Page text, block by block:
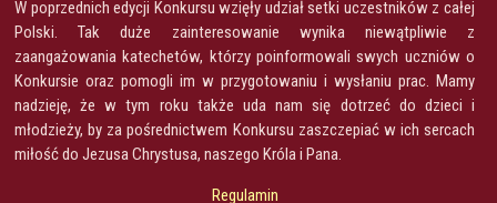
W poprzednich edycji Konkursu wzięły udział setki uczestników z całej
Polski. Tak duże zainteresowanie wynika niewątpliwie z
zaangażowania katechetów, którzy poinformowali swych uczniów o
Konkursie oraz pomogli im w przygotowaniu i wysłaniu prac. Mamy
nadzieję, że w tym roku także uda nam się dotrzeć do dzieci i
młodzieży, by za pośrednictwem Konkursu zaszczepiać w ich sercach
miłość do Jezusa Chrystusa, naszego Króla i Pana.
Regulamin